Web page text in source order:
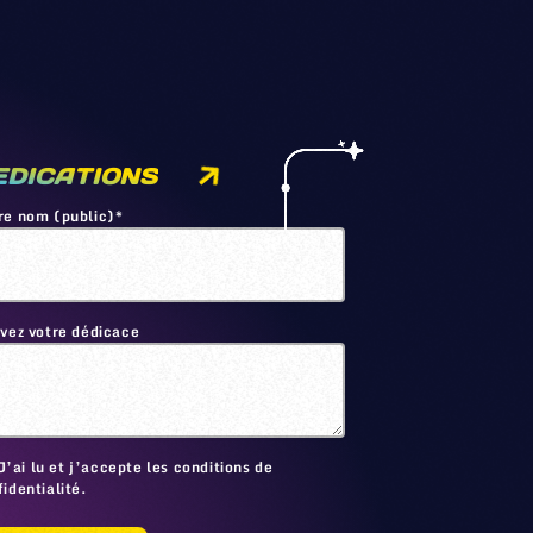
nom (public)*
votre dédicace
lu et j’accepte les conditions de